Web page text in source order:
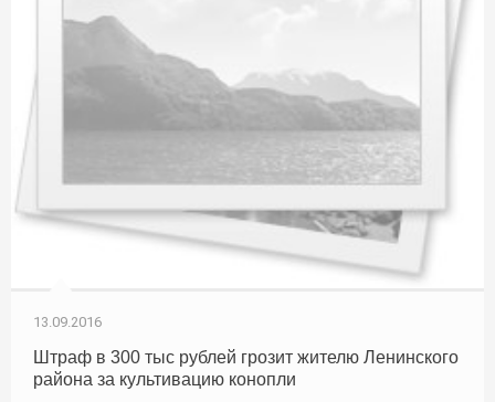
13.09.2016
Штраф в 300 тыс рублей грозит жителю Ленинского
района за культивацию конопли